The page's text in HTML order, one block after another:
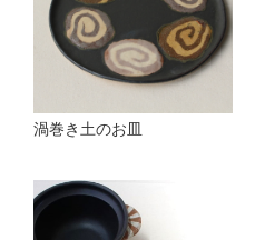
渦巻き土のお皿